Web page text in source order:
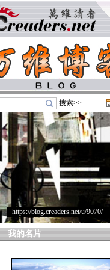
搜索>>
https://blog.creaders.net/u/9070/>
我的名片